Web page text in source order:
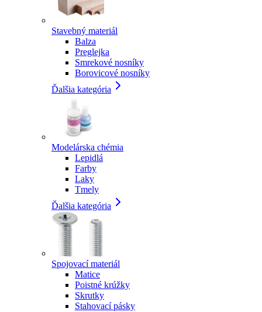
Stavebný materiál
Balza
Preglejka
Smrekové nosníky
Borovicové nosníky
Ďalšia kategória
Modelárska chémia
Lepidlá
Farby
Laky
Tmely
Ďalšia kategória
Spojovací materiál
Matice
Poistné krúžky
Skrutky
Stahovací pásky